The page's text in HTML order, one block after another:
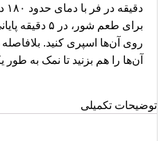
برای طعم شور،
روی آن‌ها اسپری کنید.
آن‌ها را هم بزنید تا نمک به
توضیحات تکمیلی